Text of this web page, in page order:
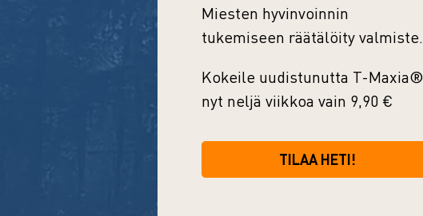
Miesten hyvinvoinnin
tukemiseen räätälöity valmiste.
Kokeile uudistunutta T-Maxia®
nyt neljä viikkoa vain 9,90 €
TILAA HETI!